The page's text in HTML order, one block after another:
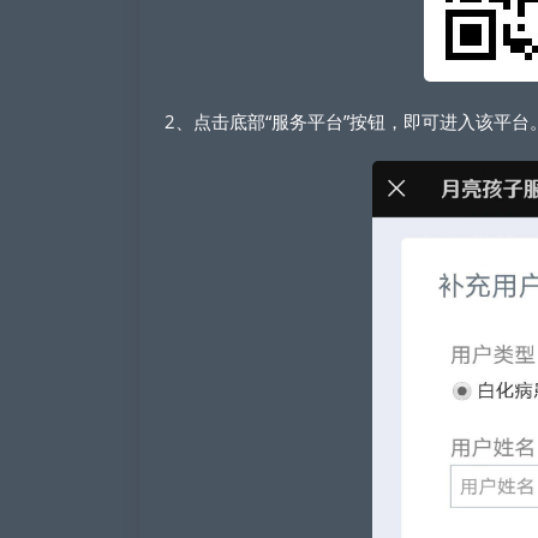
2、点击底部“服务平台”按钮，即可进入该平台